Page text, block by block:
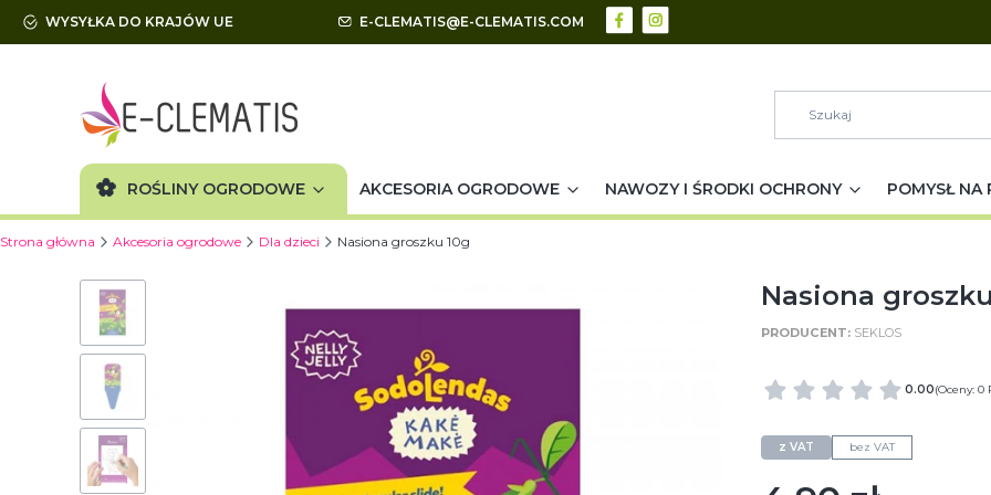
WYSYŁKA DO KRAJÓW UE E-CLEMATIS@E-CLEMATIS.COM
ROŚLINY OGRODOWE AKCESORIA OGRODOWE NAWOZY I ŚRODKI OCHRONY POMYSŁ NA
Strona główna Akcesoria ogrodowe Dla dzieci Nasiona groszku 10g
Nasiona
SEKLOS
0.00(Oceny: 0
z VAT bez VAT